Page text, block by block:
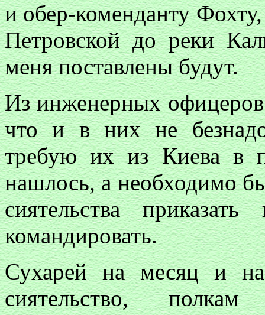
и обер-коменданту
Петровской до реки
меня поставлены будут.
Из инженерных офицеров
что и в них не
требую их из Киева в
нашлось, а необходимо
сиятельства
командировать.
Сухарей на месяц и
сиятельство,